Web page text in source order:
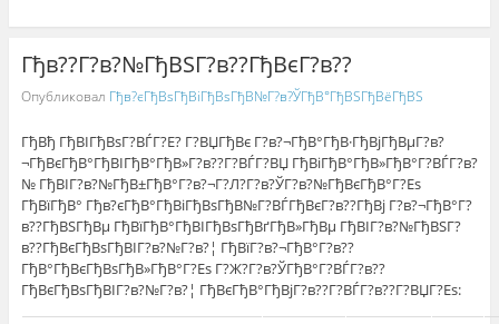
Гђв??Г?в?№ГђВЅГ?в??ГђВєГ?в??
Опубликовал Гђв?єГђВѕГђВіГђВѕГђВ№Г?в?ЎГђВ°ГђВЅГђВёГђВЅ
ГђВђ ГђВІГђВѕГ?ВЃГ?Е? Г?ВЏГђВє Г?в?¬ГђВ°ГђВ·ГђВјГђВµГ?в?
¬ГђВєГђВ°ГђВІГђВ°ГђВ»Г?в??Г?ВЃГ?ВЏ ГђВіГђВ°ГђВ»ГђВ°Г?ВЃГ?в?
№ ГђВІГ?в?№ГђВ±ГђВ°Г?в?¬Г?Л?Г?в?ЎГ?в?№ГђВєГђВ°Г?Еѕ
ГђВїГђВ° Гђв?єГђВ°ГђВіГђВѕГђВ№Г?ВЃГђВєГ?в??ГђВј Г?в?¬ГђВ°Г?
в??ГђВЅГђВµ ГђВїГђВ°ГђВІГђВѕГђВґГђВ»ГђВµ ГђВІГ?в?№ГђВЅГ?
в??ГђВєГђВѕГђВІГ?в?№Г?в?¦ ГђВїГ?в?¬ГђВ°Г?в??
ГђВ°ГђВєГђВѕГђВ»ГђВ°Г?Еѕ Г?Ж?Г?в?ЎГђВ°Г?ВЃГ?в??
ГђВєГђВѕГђВІГ?в?№Г?в?¦ ГђВєГђВ°ГђВјГ?в??Г?ВЃГ?в??Г?ВЏГ?Еѕ: